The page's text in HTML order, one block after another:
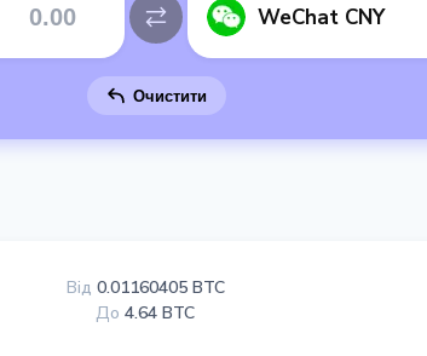
WeChat CNY
Очистити
Від 0.01160405 BTC
До 4.64 BTC